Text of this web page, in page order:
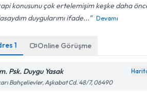
konusunu çok ertelemişim keşke daha
duygularımı ifade...
Devamı
1 Online Görüşme
Psk. Duygu Yasak
Bahçelievler, Aşkabat Cd. 48/7, 06490